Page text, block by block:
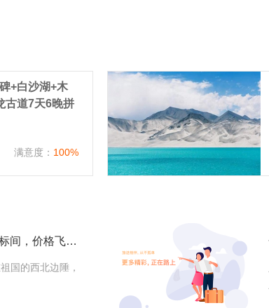
+白沙湖+木
古道7天6晚拼
满意度： 100%
标间很疯狂：6、7、8月赛里木湖标间，价格飞升至1000左右，请游客尽量错开
国的西北边陲，